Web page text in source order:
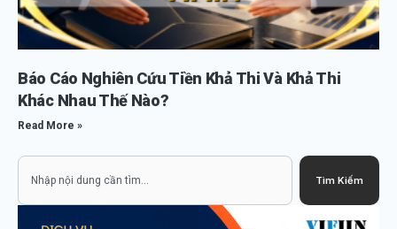
Báo Cáo Nghiên Cứu Tiền Khả Thi Và Khả Thi
Khác Nhau Thế Nào?
Read More »
Tìm Kiếm